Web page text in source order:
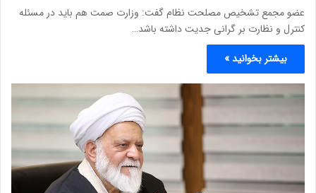
عضو مجمع تشخیص مصلحت نظام گفت: وزارت صمت هم باید در مسئله
کنترل و نظارت بر گرانی جدیت داشته باشد…
بیشتر بخوانید »